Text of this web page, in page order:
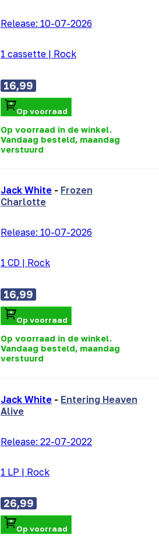
Release: 10-07-2026
1 cassette | Rock
16,99
Op voorraad
Op voorraad in de winkel.
Vandaag besteld, maandag
verstuurd
Jack White - Frozen
Charlotte
Release: 10-07-2026
1 CD | Rock
16,99
Op voorraad
Op voorraad in de winkel.
Vandaag besteld, maandag
verstuurd
Jack White - Entering Heaven
Alive
Release: 22-07-2022
1 LP | Rock
26,99
Op voorraad